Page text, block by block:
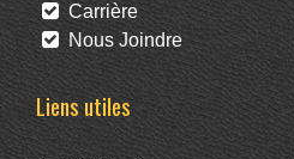
Carrière
Nous Joindre
Liens utiles